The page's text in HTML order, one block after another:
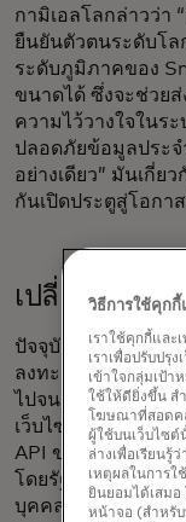
กามิเอลโลกล่าวว่า
ยืนยันตัวตนระดับโล
ระดับภูมิภาคของ
ขนาดได้ ซึ่งจะช่วย
ความไว้วางใจในร
ปลอดภัยข้อมูลประจ
อย่างเดียว” มันเกี่ย
กันเปิดประตูสู่โอกา
เปลี่ยนวิศวกร
ปัจจุบันเครื่องมือขอ
ลงทะเบียนผู้ใช้งาน
ไปจนถึงยูกันดา ลูก
เว็บไซต์ของธนาคา
API ของ Smile ID
โดยรัฐบาลหรือฐาน
บุคคลนั้นภายในไม่
วิธีการใช้คุก
เราใช้คุกกี้แล
เราเพื่อปรับปรุ
เข้าใจกลุ่มเป้
ใช้ให้ดียิ่งขึ้น ส
โฆษณาที่สอดค
ผู้ใช้บนเว็บไซ
ล่างเพื่อเรียนรู้
เหตุผลในการ
ยินยอมได้เสม
หน้าจอ (สำหรับ